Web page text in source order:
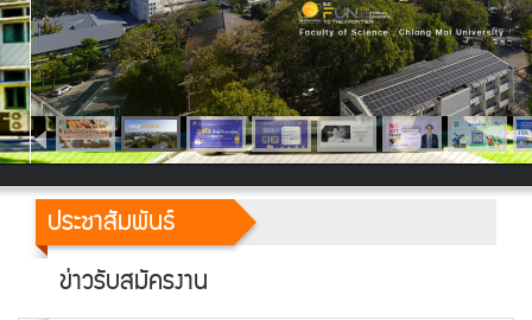
ประชาสัมพันธ์
ข่าวรับสมัครงาน